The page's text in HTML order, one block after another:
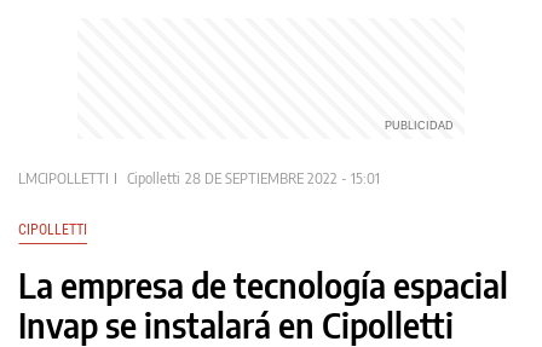
LMCIPOLLETTI Cipolletti 28 DE SEPTIEMBRE 2022 - 15:01
CIPOLLETTI
La empresa de tecnología espacial
Invap se instalará en Cipolletti